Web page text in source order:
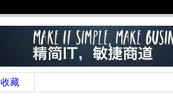
收藏